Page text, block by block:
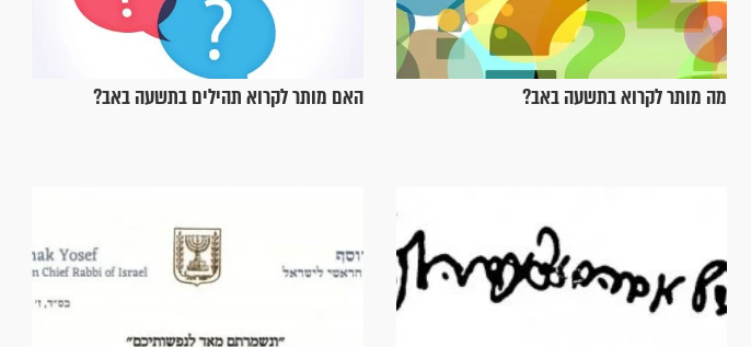
מה מותר לקרוא בתשעה באב? האם מותר לקרוא תהילים בתשעה באב?